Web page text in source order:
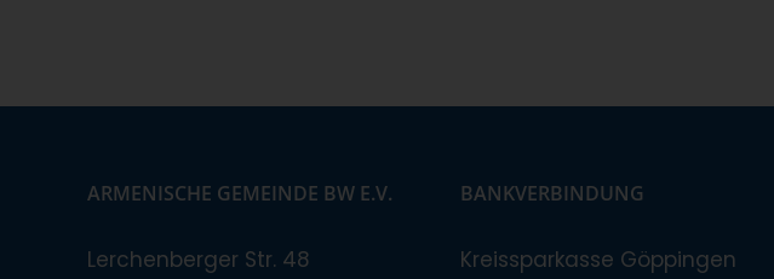
ARMENISCHE GEMEINDE BW E.V.
Lerchenberger Str. 48
BANKVERBINDUNG
Kreissparkasse Göppingen